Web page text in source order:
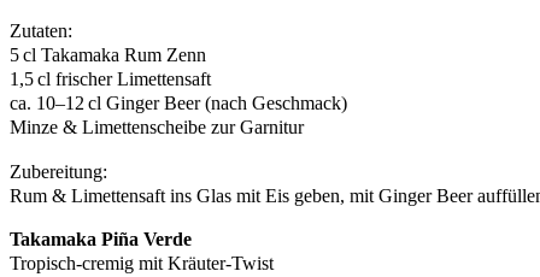
Zutaten:
5 cl Takamaka Rum Zenn
1,5 cl frischer Limettensaft
ca. 10–12 cl Ginger Beer (nach Geschmack)
Minze & Limettenscheibe zur Garnitur
Zubereitung:
Rum & Limettensaft ins Glas mit Eis geben, mit Ginger Beer
Takamaka Piña Verde
Tropisch-cremig mit Kräuter-Twist